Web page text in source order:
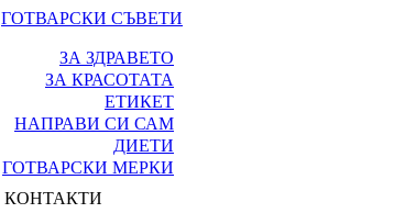
ГОТВАРСКИ СЪВЕТИ
ЗА ЗДРАВЕТО
ЗА КРАСОТАТА
ЕТИКЕТ
НАПРАВИ СИ САМ
ДИЕТИ
ГОТВАРСКИ МЕРКИ
КОНТАКТИ